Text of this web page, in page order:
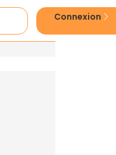
Connexion